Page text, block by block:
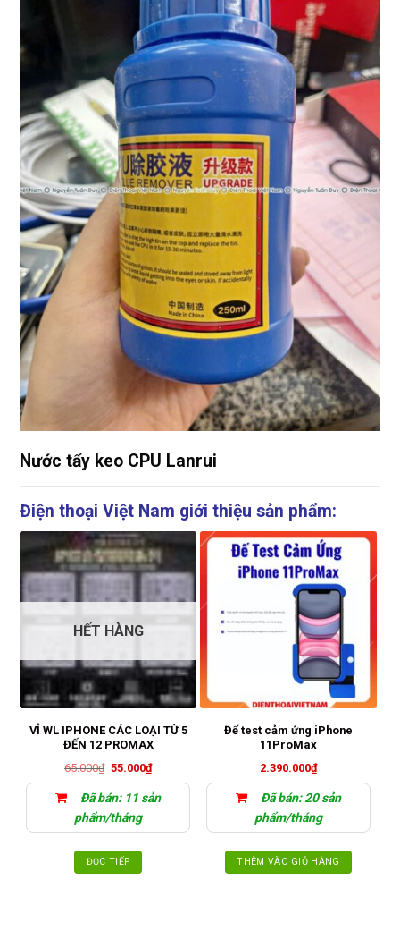
Nước tẩy keo CPU Lanrui
Điện thoại Việt Nam giới thiệu sản phẩm:
HẾT HÀNG
VỈ WL IPHONE CÁC LOẠI TỪ 5
ĐẾN 12 PROMAX
65.000₫ Giá
65.000₫.
55.000₫Giá
hiện
tại
là:
Đã bán: 11 sản
phẩm/tháng
ĐỌC TIẾP
Đế test cảm ứng iPhone
11ProMax
2.390.000₫
Đã bán: 20 sản
phẩm/tháng
THÊM VÀO GIỎ HÀNG